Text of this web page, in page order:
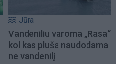
Jūra
Vandeniliu varoma „Rasa“
kol kas pluša naudodama
ne vandenilį